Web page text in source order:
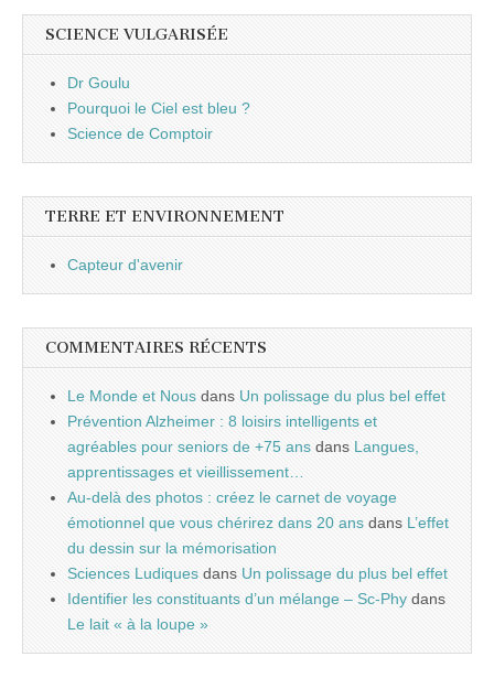
SCIENCE VULGARISÉE
Dr Goulu
Pourquoi le Ciel est bleu ?
Science de Comptoir
TERRE ET ENVIRONNEMENT
Capteur d'avenir
COMMENTAIRES RÉCENTS
Le Monde et Nous dans Un polissage du plus bel effet
Prévention Alzheimer : 8 loisirs intelligents et
agréables pour seniors de +75 ans dans Langues,
apprentissages et vieillissement…
Au-delà des photos : créez le carnet de voyage
émotionnel que vous chérirez dans 20 ans dans L’effet
du dessin sur la mémorisation
Sciences Ludiques dans Un polissage du plus bel effet
Identifier les constituants d’un mélange – Sc-Phy dans
Le lait « à la loupe »